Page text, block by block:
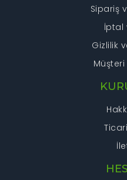
Sipariş
İptal
Gizlilik